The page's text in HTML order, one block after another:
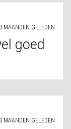
3 MAANDEN GELEDEN
goed
3 MAANDEN GELEDEN